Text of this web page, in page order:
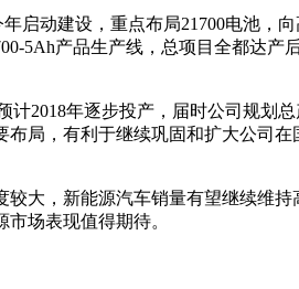
启动建设，重点布局21700电池，
5Ah产品生产线，总项目全都达
2018年逐步投产，届时公司规划
局，有利于继续巩固和扩大公
大，新能源汽车销量有望继续维
场表现值得期待。